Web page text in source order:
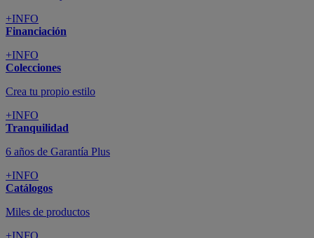
+INFO
Financiación
+INFO
Colecciones
Crea tu propio estilo
+INFO
Tranquilidad
6 años de Garantía Plus
+INFO
Catálogos
Miles de productos
+INFO